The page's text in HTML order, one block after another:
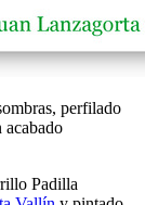
perfilado
Padilla